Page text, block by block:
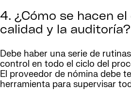
4. ¿Cómo se hacen
calidad y la auditoría?
Debe haber una serie de
control en todo el ciclo del
El proveedor de nómina debe
herramienta para supervisar